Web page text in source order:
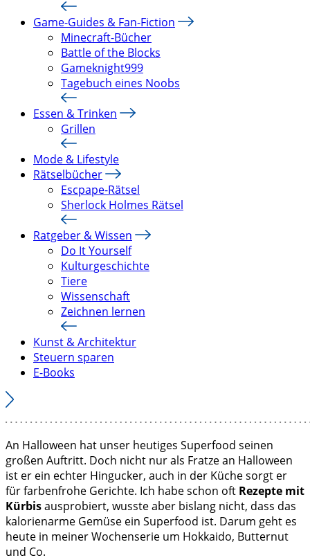
Game-Guides & Fan-Fiction
Minecraft-Bücher
Battle of the Blocks
Gameknight999
Tagebuch eines Noobs
Essen & Trinken
Grillen
Mode & Lifestyle
Rätselbücher
Escpape-Rätsel
Sherlock Holmes Rätsel
Ratgeber & Wissen
Do It Yourself
Kulturgeschichte
Tiere
Wissenschaft
Zeichnen lernen
Kunst & Architektur
Steuern sparen
E-Books
An Halloween hat unser heutiges Superfood seinen
großen Auftritt. Doch nicht nur als Fratze an Halloween
ist er ein echter Hingucker, auch in der Küche sorgt er
für farbenfrohe Gerichte. Ich habe schon oft Rezepte mit
Kürbisausprobiert, wusste aber bislang nicht, dass das
kalorienarme Gemüse ein Superfood ist. Darum geht es
heute in meiner Wochenserie um Hokkaido, Butternut
und Co.